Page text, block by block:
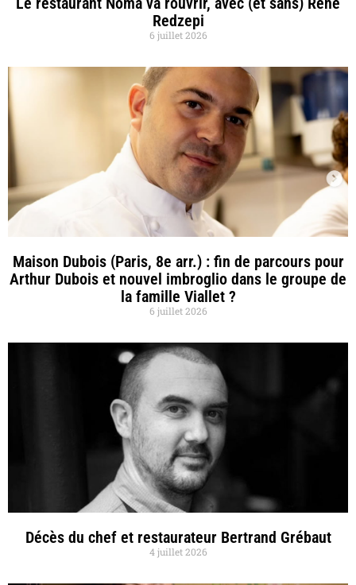
Redzepi
6 juillet 2026
Maison Dubois (Paris, 8e arr.) : fin de parcours pour
Arthur Dubois et nouvel imbroglio dans le groupe de
la famille Viallet ?
6 juillet 2026
Décès du chef et restaurateur Bertrand Grébaut
4 juillet 2026